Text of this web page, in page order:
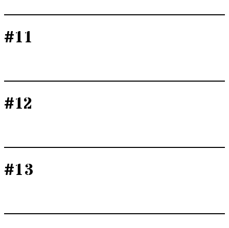
#11
#12
#13